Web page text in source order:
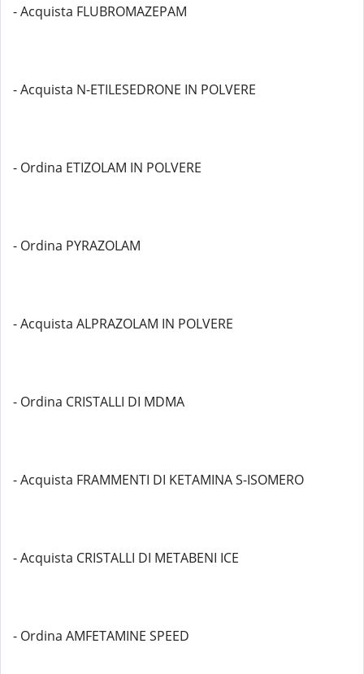
- Acquista FLUBROMAZEPAM
- Acquista N-ETILESEDRONE IN POLVERE
- Ordina ETIZOLAM IN POLVERE
- Ordina PYRAZOLAM
- Acquista ALPRAZOLAM IN POLVERE
- Ordina CRISTALLI DI MDMA
- Acquista FRAMMENTI DI KETAMINA S-ISOMERO
- Acquista CRISTALLI DI METABENI ICE
- Ordina AMFETAMINE SPEED